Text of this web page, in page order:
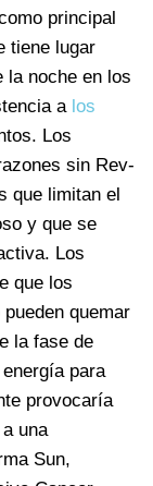
principal
tiene lugar
la noche en los
a los
Los
sin Rev-
que limitan el
y que se
Los
que los
quemar
la fase de
para
provocaría
una
Sun,